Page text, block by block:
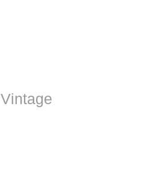
Vintage